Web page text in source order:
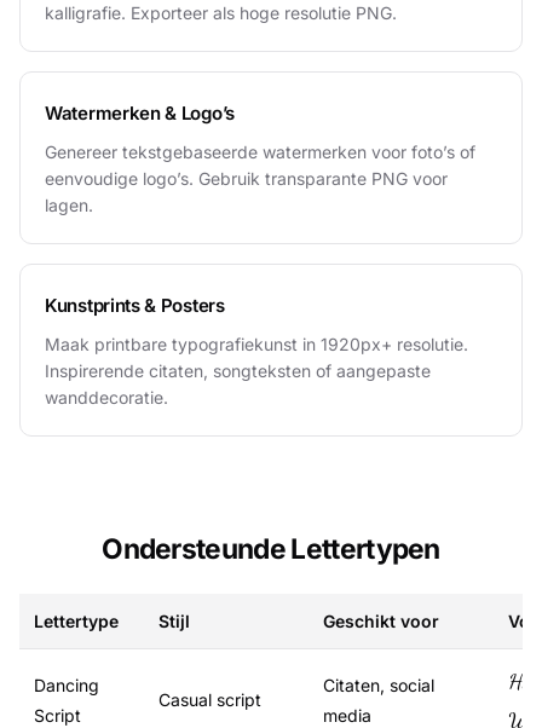
kalligrafie. Exporteer als hoge resolutie PNG.
Watermerken & Logo’s
Genereer tekstgebaseerde watermerken voor foto’s of
eenvoudige logo’s. Gebruik transparante PNG voor
lagen.
Kunstprints & Posters
Maak printbare typografiekunst in 1920px+ resolutie.
Inspirerende citaten, songteksten of aangepaste
wanddecoratie.
Ondersteunde Lettertypen
Lettertype Stijl Geschikt voor
Dancing
Script
Casual script
Citaten, social
media